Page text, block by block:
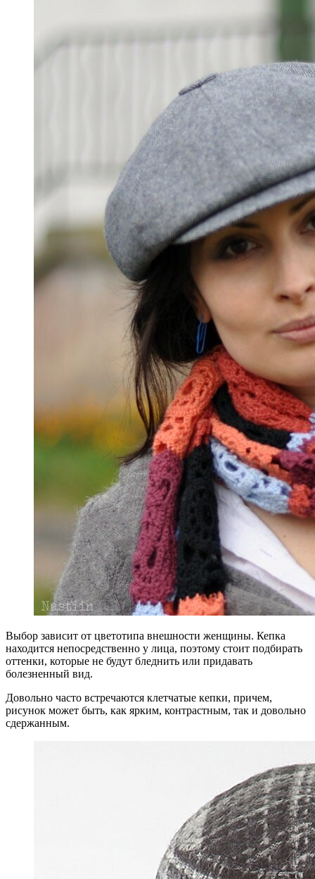
Выбор зависит от цветотипа внешности женщины. Кепка
находится непосредственно у лица, поэтому стоит подбирать
оттенки, которые не будут бледнить или придавать
болезненный вид.
Довольно часто встречаются клетчатые кепки, причем,
рисунок может быть, как ярким, контрастным, так и довольно
сдержанным.